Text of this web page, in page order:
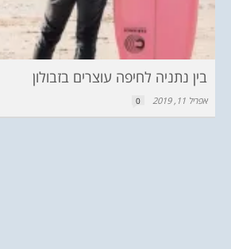
בין נתניה לחיפה עוצרים בזבולון
אפריל 11, 2019 0